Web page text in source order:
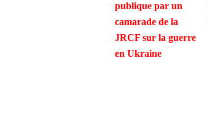
publique par un
camarade de la
JRCF sur la guerre
en Ukraine